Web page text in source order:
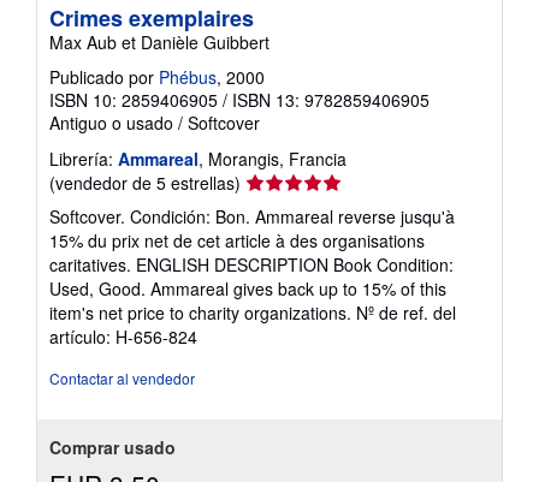
Crimes exemplaires
Max Aub et Danièle Guibbert
Publicado por Phébus, 2000
ISBN 10: 2859406905 / ISBN 13: 9782859406905
Antiguo o usado / Softcover
Librería: Ammareal, Morangis, Francia
(vendedor de 5 estrellas) Calificación
del
vendedor:
5
de
5
estrellas
Softcover. Condición: Bon. Ammareal reverse jusqu'à
15% du prix net de cet article à des organisations
caritatives. ENGLISH DESCRIPTION Book Condition:
Used, Good. Ammareal gives back up to 15% of this
item's net price to charity organizations. Nº de ref. del
artículo: H-656-824
Contactar al vendedor
Comprar usado